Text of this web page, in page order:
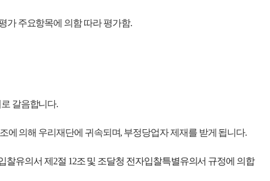
가 주요항목에 의함 따라 평가함.
갈음합니다.
에 의해 우리재단에 귀속되며, 부정당업자 제재를 받게 됩니다.
찰유의서 제2절 12조 및 조달청 전자입찰특별유의서 규정에 의합